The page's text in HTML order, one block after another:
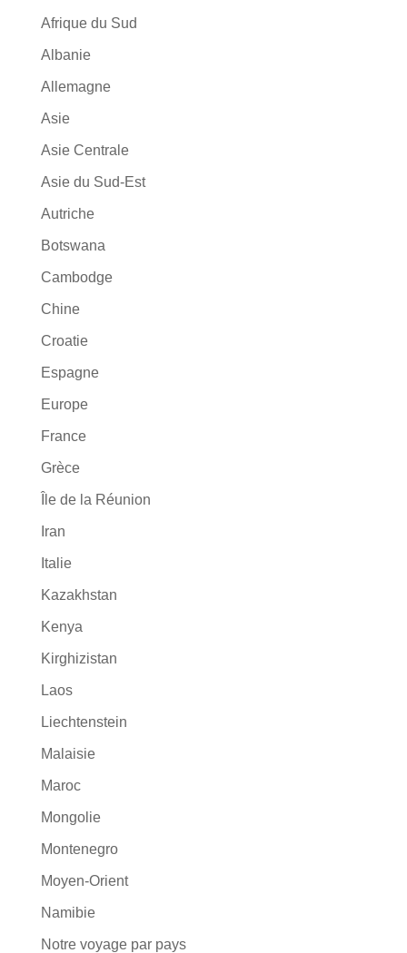
Afrique du Sud
Albanie
Allemagne
Asie
Asie Centrale
Asie du Sud-Est
Autriche
Botswana
Cambodge
Chine
Croatie
Espagne
Europe
France
Grèce
Île de la Réunion
Iran
Italie
Kazakhstan
Kenya
Kirghizistan
Laos
Liechtenstein
Malaisie
Maroc
Mongolie
Montenegro
Moyen-Orient
Namibie
Notre voyage par pays